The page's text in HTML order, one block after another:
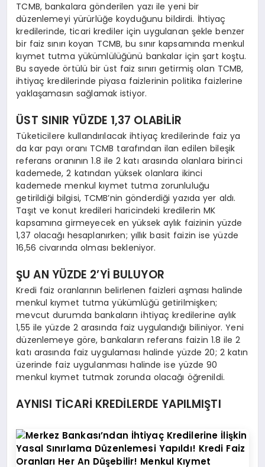
TCMB, bankalara gönderilen yazı ile yeni bir
düzenlemeyi yürürlüğe koyduğunu bildirdi. İhtiyaç
kredilerinde, ticari krediler için uygulanan şekle benzer
bir faiz sınırı koyan TCMB, bu sınır kapsamında menkul
kıymet tutma yükümlülüğünü bankalar için şart koştu.
Bu sayede örtülü bir üst faiz sınırı getirmiş olan TCMB,
ihtiyaç kredilerinde piyasa faizlerinin politika faizlerine
yaklaşamasın sağlamak istiyor.
ÜST SINIR YÜZDE 1,37 OLABİLİR
Tüketicilere kullandırılacak ihtiyaç kredilerinde faiz ya
da kar payı oranı TCMB tarafından ilan edilen bileşik
referans oranının 1.8 ile 2 katı arasında olanlara birinci
kademede, 2 katından yüksek olanlara ikinci
kademede menkul kıymet tutma zorunluluğu
getirildiği bilgisi, TCMB’nin gönderdiği yazıda yer aldı.
Taşıt ve konut kredileri haricindeki kredilerin MK
kapsamına girmeyecek en yüksek aylık faizinin yüzde
1,37 olacağı hesaplanırken; yıllık basit faizin ise yüzde
16,56 civarında olması bekleniyor.
ŞU AN YÜZDE 2’Yİ BULUYOR
Kredi faiz oranlarının belirlenen faizleri aşması halinde
menkul kıymet tutma yükümlüğü getirilmişken;
mevcut durumda bankaların ihtiyaç kredilerine aylık
1,55 ile yüzde 2 arasında faiz uygulandığı biliniyor. Yeni
düzenlemeye göre, bankaların referans faizin 1.8 ile 2
katı arasında faiz uygulaması halinde yüzde 20; 2 katın
üzerinde faiz uygulanması halinde ise yüzde 90
menkul kıymet tutmak zorunda olacağı öğrenildi.
AYNISI TİCARİ KREDİLERDE YAPILMIŞTI